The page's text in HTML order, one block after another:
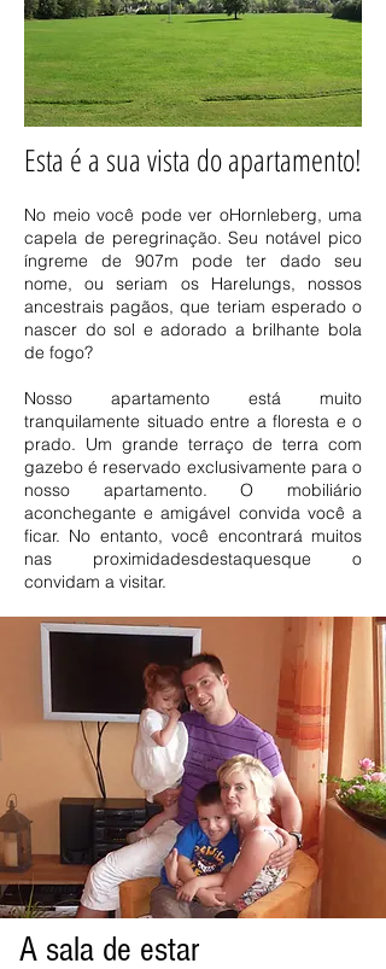
Esta é a sua vista do apartamento!
No meio você pode ver oHornleberg, uma
capela de peregrinação. Seu notável pico
íngreme de 907m pode ter dado seu
nome, ou seriam os Harelungs, nossos
ancestrais pagãos, que teriam esperado o
nascer do sol e adorado a brilhante bola
de fogo?
Nosso apartamento está muito
tranquilamente situado entre a floresta e o
prado. Um grande terraço de terra com
gazebo é reservado exclusivamente para o
nosso apartamento. O mobiliário
aconchegante e amigável convida você a
ficar. No entanto, você encontrará muitos
nas proximidadesdestaquesque o
convidam a visitar.
A sala de estar